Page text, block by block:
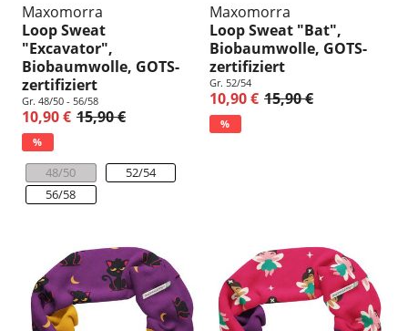
Maxomorra
Loop Sweat
"Excavator",
Biobaumwolle, GOTS-
zertifiziert
Gr. 48/50 - 56/58
10,90 € 15,90 €
%
48/50
52/54
56/58
Maxomorra
Loop Sweat "Bat",
Biobaumwolle, GOTS-
zertifiziert
Gr. 52/54
10,90 € 15,90 €
%